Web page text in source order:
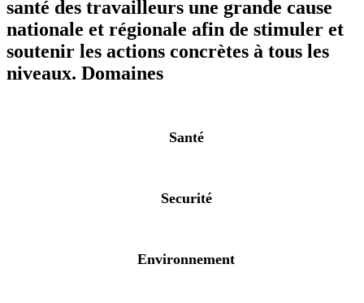
santé des travailleurs une grande cause
nationale et régionale afin de stimuler et
soutenir les actions concrètes à tous les
niveaux. Domaines
Santé
Securité
Environnement